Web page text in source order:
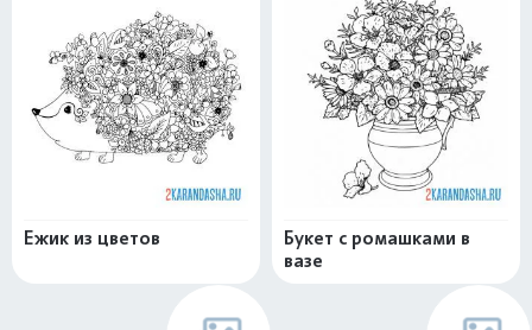
Ежик из цветов
Букет с ромашками в
вазе